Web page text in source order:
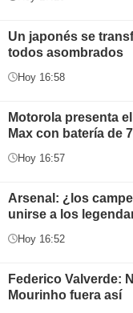
Un japonés se
todos asombrados
Hoy 16:58
Motorola presenta
Max con batería de
Hoy 16:57
Arsenal: ¿los
unirse a los
Hoy 16:52
Federico Valverde:
Mourinho fuera así